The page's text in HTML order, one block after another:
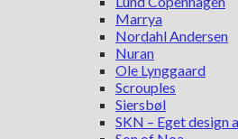
Marrya
Nordahl Andersen
Nuran
Ole Lynggaard
Scrouples
Siersbøl
SKN – Eget design